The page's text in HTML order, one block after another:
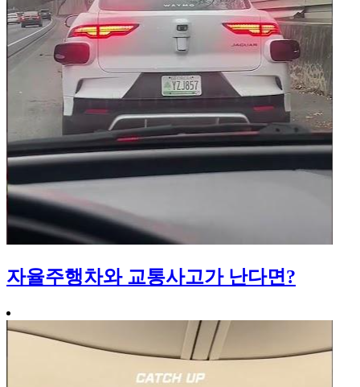
자율주행차와 교통사고가 난다면?